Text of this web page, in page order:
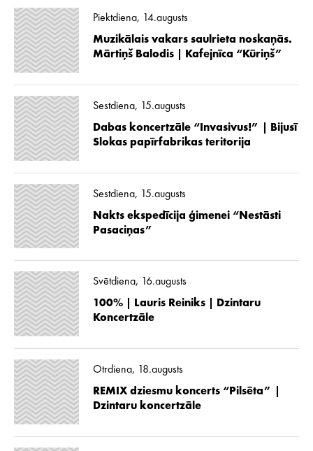
Piektdiena, 14.augusts
Muzikālais vakars saulrieta noskaņās.
Mārtiņš Balodis | Kafejnīca “Kūriņš”
Sestdiena, 15.augusts
Dabas koncertzāle “Invasivus!” | Bijusī
Slokas papīrfabrikas teritorija
Sestdiena, 15.augusts
Nakts ekspedīcija ģimenei “Nestāsti
Pasaciņas”
Svētdiena, 16.augusts
100% | Lauris Reiniks | Dzintaru
Koncertzāle
Otrdiena, 18.augusts
REMIX dziesmu koncerts “Pilsēta” |
Dzintaru koncertzāle